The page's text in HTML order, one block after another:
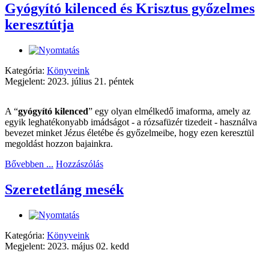
Gyógyító kilenced és Krisztus győzelmes
keresztútja
Kategória: Könyveink
Megjelent: 2023. július 21. péntek
A “gyógyító kilenced” egy olyan elmélkedő imaforma, amely az
egyik leghatékonyabb imádságot - a rózsafüzér tizedeit - használva
bevezet minket Jézus életébe és győzelmeibe, hogy ezen keresztül
megoldást hozzon bajainkra.
Bővebben ... Hozzászólás
Szeretetláng mesék
Kategória: Könyveink
Megjelent: 2023. május 02. kedd